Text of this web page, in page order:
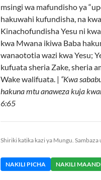
msingi wa mafundisho ya
hakuwahi kufundisha, na
Kinachofundisha Yesu ni
kwa Mwana ikiwa Baba
wanaototia wazi kwa Yesu;
kufuata sheria Zake, sheria
Wake walifuata. | “Kwa
hakuna mtu anaweza kuja
6:65
Shiriki katika kazi ya Mungu.
NAKILI PICHA NAKILI